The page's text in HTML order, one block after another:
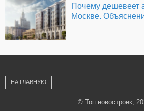
Почему дешевеет
Москве.
НА ГЛАВНУЮ
© Топ новостроек,